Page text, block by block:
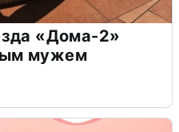
«Дома-2»
мужем